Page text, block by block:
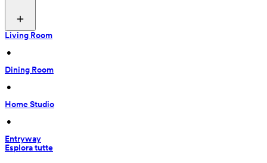
Living Room
•
Dining Room
•
Home Studio
•
Entryway
Esplora tutte